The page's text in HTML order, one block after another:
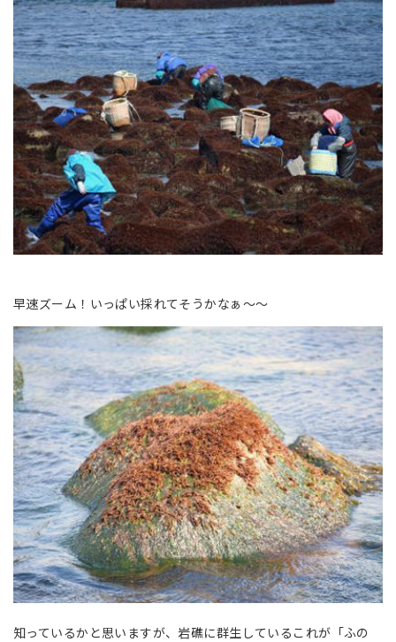
早速ズーム！いっぱい採れてそうかなぁ～～
知っているかと思いますが、岩礁に群生しているこれが「ふの